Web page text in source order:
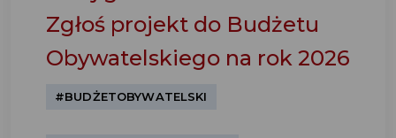
Zgłoś projekt do Budżetu
Obywatelskiego na rok 2026
#BUDŻETOBYWATELSKI